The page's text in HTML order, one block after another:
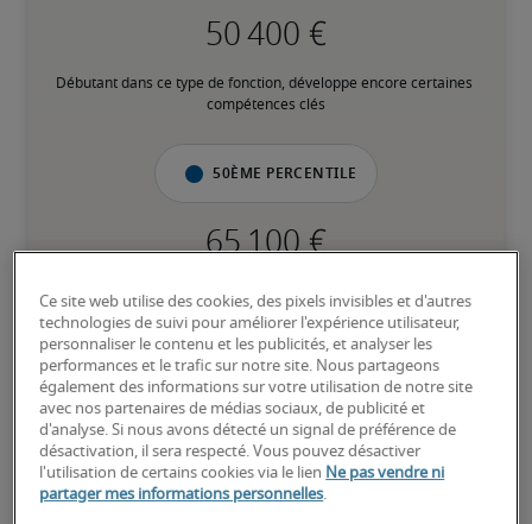
Débutant dans ce type de fonction, développe encore certaines
compétences clés
50ème percentile
75ème percentile
Expérience reconnue, possède toutes les compétences clés
Ce site web utilise des cookies, des pixels invisibles et d'autres
technologies de suivi pour améliorer l'expérience utilisateur,
personnaliser le contenu et les publicités, et analyser les
performances et le trafic sur notre site. Nous partageons
également des informations sur votre utilisation de notre site
avec nos partenaires de médias sociaux, de publicité et
d'analyse. Si nous avons détecté un signal de préférence de
désactivation, il sera respecté. Vous pouvez désactiver
l'utilisation de certains cookies via le lien Ne pas vendre ni
partager mes informations personnelles.